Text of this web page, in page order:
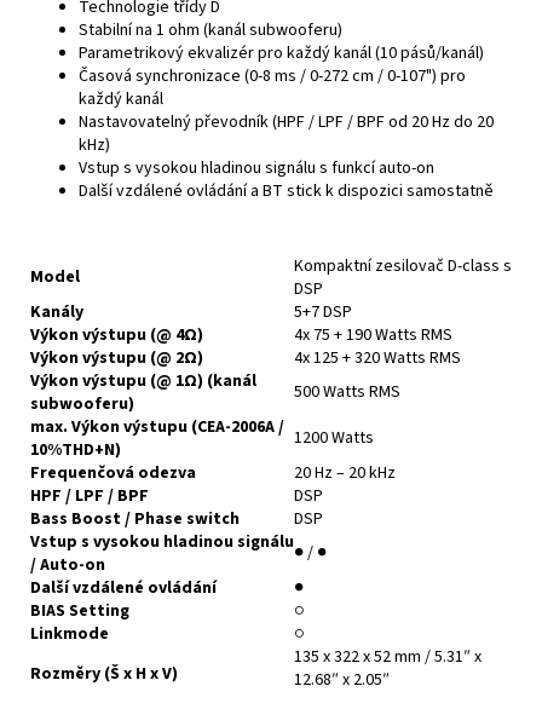
Technologie třídy D
Stabilní na 1 ohm (kanál subwooferu)
Parametrikový ekvalizér pro každý kanál (10 pásů/kanál)
Časová synchronizace (0-8 ms / 0-272 cm / 0-107") pro
každý kanál
Nastavovatelný převodník (HPF / LPF / BPF od 20 Hz do 20
kHz)
Vstup s vysokou hladinou signálu s funkcí auto-on
Další vzdálené ovládání a BT stick k dispozici samostatně
Model
Kompaktní zesilovač D-class s
DSP
Kanály
5+7 DSP
Výkon výstupu (@ 4Ω)
4x 75 + 190 Watts RMS
Výkon výstupu (@ 2Ω)
4x 125 + 320 Watts RMS
Výkon výstupu (@ 1Ω) (kanál
subwooferu)
500 Watts RMS
max. Výkon výstupu (CEA-2006A /
10%THD+N)
1200 Watts
Frequenčová odezva
20 Hz – 20 kHz
HPF / LPF / BPF
DSP
Bass Boost / Phase switch
DSP
Vstup s vysokou hladinou signálu
/ Auto-on
● / ●
Další vzdálené ovládání
●
BIAS Setting
○
Linkmode
○
Rozměry (Š x H x V)
135 x 322 x 52 mm / 5.31″ x
12.68″ x 2.05″